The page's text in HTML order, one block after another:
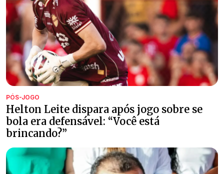
PÓS-JOGO
Helton Leite dispara após jogo sobre se
bola era defensável: “Você está
brincando?”